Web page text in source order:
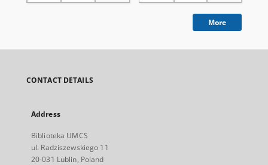
More
CONTACT DETAILS
Address
Biblioteka UMCS
ul. Radziszewskiego 11
20-031 Lublin, Poland